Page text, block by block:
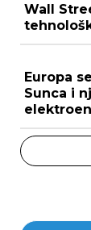
Wall
Europa
Sunca i